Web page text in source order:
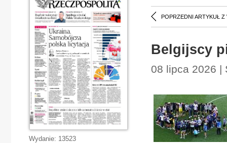
POPRZEDNI ARTYKUŁ Z
Belgijscy
08 lipca 2026 |
Wydanie: 13523